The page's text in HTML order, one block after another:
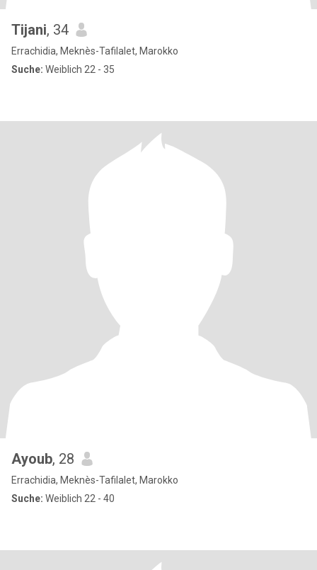
Tijani, 34
Errachidia, Meknès-Tafilalet, Marokko
Suche: Weiblich 22 - 35
Ayoub, 28
Errachidia, Meknès-Tafilalet, Marokko
Suche: Weiblich 22 - 40